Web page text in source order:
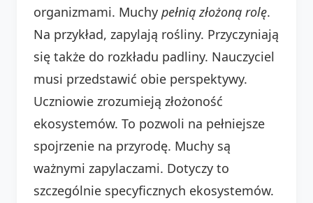
organizmami. Muchy pełnią złożoną rolę.
Na przykład, zapylają rośliny. Przyczyniają
się także do rozkładu padliny. Nauczyciel
musi przedstawić obie perspektywy.
Uczniowie zrozumieją złożoność
ekosystemów. To pozwoli na pełniejsze
spojrzenie na przyrodę. Muchy są
ważnymi zapylaczami. Dotyczy to
szczególnie specyficznych ekosystemów.